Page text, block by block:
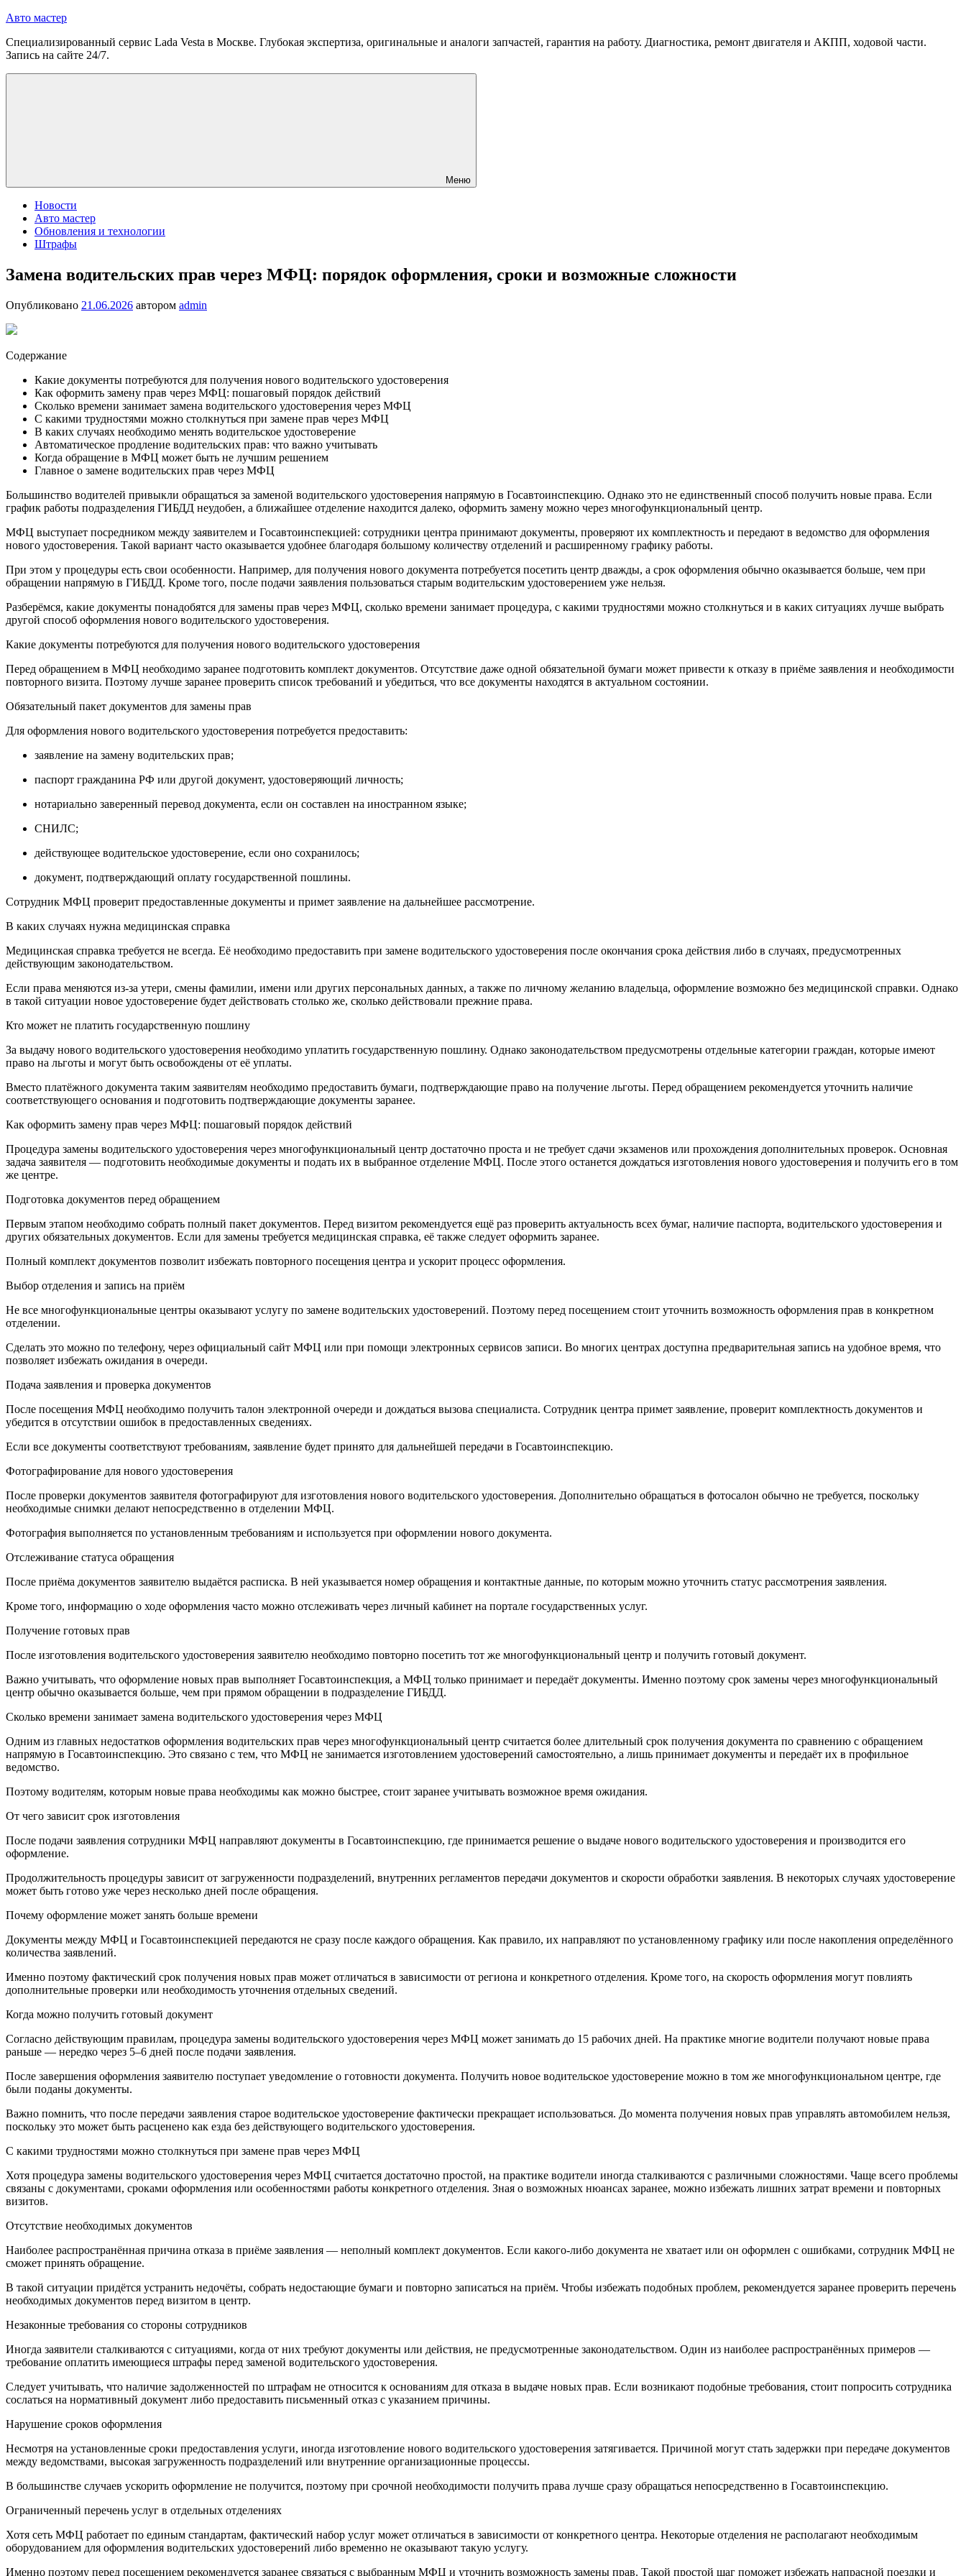
Перейти
содержимому
Авто мастер
Специализированный сервис Lada Vesta в Москве. Глубокая экспертиза, оригинальные и аналоги запчастей, гарантия на работу. Диагностика, ремонт двигателя и АКПП, ходовой части.
Запись на сайте 24/7.
Меню
Новости
Авто мастер
Обновления и технологии
Штрафы
Замена водительских прав через МФЦ: порядок оформления, сроки и возможные сложности
Опубликовано 21.06.2026 автором admin
Содержание
Какие документы потребуются для получения нового водительского удостоверения
Как оформить замену прав через МФЦ: пошаговый порядок действий
Сколько времени занимает замена водительского удостоверения через МФЦ
С какими трудностями можно столкнуться при замене прав через МФЦ
В каких случаях необходимо менять водительское удостоверение
Автоматическое продление водительских прав: что важно учитывать
Когда обращение в МФЦ может быть не лучшим решением
Главное о замене водительских прав через МФЦ
Большинство водителей привыкли обращаться за заменой водительского удостоверения напрямую в Госавтоинспекцию. Однако это не единственный способ получить новые права. Если
график работы подразделения ГИБДД неудобен, а ближайшее отделение находится далеко, оформить замену можно через многофункциональный центр.
МФЦ выступает посредником между заявителем и Госавтоинспекцией: сотрудники центра принимают документы, проверяют их комплектность и передают в ведомство для оформления
нового удостоверения. Такой вариант часто оказывается удобнее благодаря большому количеству отделений и расширенному графику работы.
При этом у процедуры есть свои особенности. Например, для получения нового документа потребуется посетить центр дважды, а срок оформления обычно оказывается больше, чем при
обращении напрямую в ГИБДД. Кроме того, после подачи заявления пользоваться старым водительским удостоверением уже нельзя.
Разберёмся, какие документы понадобятся для замены прав через МФЦ, сколько времени занимает процедура, с какими трудностями можно столкнуться и в каких ситуациях лучше выбрать
другой способ оформления нового водительского удостоверения.
Какие документы потребуются для получения нового водительского удостоверения
Перед обращением в МФЦ необходимо заранее подготовить комплект документов. Отсутствие даже одной обязательной бумаги может привести к отказу в приёме заявления и необходимости
повторного визита. Поэтому лучше заранее проверить список требований и убедиться, что все документы находятся в актуальном состоянии.
Обязательный пакет документов для замены прав
Для оформления нового водительского удостоверения потребуется предоставить:
заявление на замену водительских прав;
паспорт гражданина РФ или другой документ, удостоверяющий личность;
нотариально заверенный перевод документа, если он составлен на иностранном языке;
СНИЛС;
действующее водительское удостоверение, если оно сохранилось;
документ, подтверждающий оплату государственной пошлины.
Сотрудник МФЦ проверит предоставленные документы и примет заявление на дальнейшее рассмотрение.
В каких случаях нужна медицинская справка
Медицинская справка требуется не всегда. Её необходимо предоставить при замене водительского удостоверения после окончания срока действия либо в случаях, предусмотренных
действующим законодательством.
Если права меняются из-за утери, смены фамилии, имени или других персональных данных, а также по личному желанию владельца, оформление возможно без медицинской справки. Однако
в такой ситуации новое удостоверение будет действовать столько же, сколько действовали прежние права.
Кто может не платить государственную пошлину
За выдачу нового водительского удостоверения необходимо уплатить государственную пошлину. Однако законодательством предусмотрены отдельные категории граждан, которые имеют
право на льготы и могут быть освобождены от её уплаты.
Вместо платёжного документа таким заявителям необходимо предоставить бумаги, подтверждающие право на получение льготы. Перед обращением рекомендуется уточнить наличие
соответствующего основания и подготовить подтверждающие документы заранее.
Как оформить замену прав через МФЦ: пошаговый порядок действий
Процедура замены водительского удостоверения через многофункциональный центр достаточно проста и не требует сдачи экзаменов или прохождения дополнительных проверок. Основная
задача заявителя — подготовить необходимые документы и подать их в выбранное отделение МФЦ. После этого останется дождаться изготовления нового удостоверения и получить его в том
же центре.
Подготовка документов перед обращением
Первым этапом необходимо собрать полный пакет документов. Перед визитом рекомендуется ещё раз проверить актуальность всех бумаг, наличие паспорта, водительского удостоверения и
других обязательных документов. Если для замены требуется медицинская справка, её также следует оформить заранее.
Полный комплект документов позволит избежать повторного посещения центра и ускорит процесс оформления.
Выбор отделения и запись на приём
Не все многофункциональные центры оказывают услугу по замене водительских удостоверений. Поэтому перед посещением стоит уточнить возможность оформления прав в конкретном
отделении.
Сделать это можно по телефону, через официальный сайт МФЦ или при помощи электронных сервисов записи. Во многих центрах доступна предварительная запись на удобное время, что
позволяет избежать ожидания в очереди.
Подача заявления и проверка документов
После посещения МФЦ необходимо получить талон электронной очереди и дождаться вызова специалиста. Сотрудник центра примет заявление, проверит комплектность документов и
убедится в отсутствии ошибок в предоставленных сведениях.
Если все документы соответствуют требованиям, заявление будет принято для дальнейшей передачи в Госавтоинспекцию.
Фотографирование для нового удостоверения
После проверки документов заявителя фотографируют для изготовления нового водительского удостоверения. Дополнительно обращаться в фотосалон обычно не требуется, поскольку
необходимые снимки делают непосредственно в отделении МФЦ.
Фотография выполняется по установленным требованиям и используется при оформлении нового документа.
Отслеживание статуса обращения
После приёма документов заявителю выдаётся расписка. В ней указывается номер обращения и контактные данные, по которым можно уточнить статус рассмотрения заявления.
Кроме того, информацию о ходе оформления часто можно отслеживать через личный кабинет на портале государственных услуг.
Получение готовых прав
После изготовления водительского удостоверения заявителю необходимо повторно посетить тот же многофункциональный центр и получить готовый документ.
Важно учитывать, что оформление новых прав выполняет Госавтоинспекция, а МФЦ только принимает и передаёт документы. Именно поэтому срок замены через многофункциональный
центр обычно оказывается больше, чем при прямом обращении в подразделение ГИБДД.
Сколько времени занимает замена водительского удостоверения через МФЦ
Одним из главных недостатков оформления водительских прав через многофункциональный центр считается более длительный срок получения документа по сравнению с обращением
напрямую в Госавтоинспекцию. Это связано с тем, что МФЦ не занимается изготовлением удостоверений самостоятельно, а лишь принимает документы и передаёт их в профильное
ведомство.
Поэтому водителям, которым новые права необходимы как можно быстрее, стоит заранее учитывать возможное время ожидания.
От чего зависит срок изготовления
После подачи заявления сотрудники МФЦ направляют документы в Госавтоинспекцию, где принимается решение о выдаче нового водительского удостоверения и производится его
оформление.
Продолжительность процедуры зависит от загруженности подразделений, внутренних регламентов передачи документов и скорости обработки заявления. В некоторых случаях удостоверение
может быть готово уже через несколько дней после обращения.
Почему оформление может занять больше времени
Документы между МФЦ и Госавтоинспекцией передаются не сразу после каждого обращения. Как правило, их направляют по установленному графику или после накопления определённого
количества заявлений.
Именно поэтому фактический срок получения новых прав может отличаться в зависимости от региона и конкретного отделения. Кроме того, на скорость оформления могут повлиять
дополнительные проверки или необходимость уточнения отдельных сведений.
Когда можно получить готовый документ
Согласно действующим правилам, процедура замены водительского удостоверения через МФЦ может занимать до 15 рабочих дней. На практике многие водители получают новые права
раньше — нередко через 5–6 дней после подачи заявления.
После завершения оформления заявителю поступает уведомление о готовности документа. Получить новое водительское удостоверение можно в том же многофункциональном центре, где
были поданы документы.
Важно помнить, что после передачи заявления старое водительское удостоверение фактически прекращает использоваться. До момента получения новых прав управлять автомобилем нельзя,
поскольку это может быть расценено как езда без действующего водительского удостоверения.
С какими трудностями можно столкнуться при замене прав через МФЦ
Хотя процедура замены водительского удостоверения через МФЦ считается достаточно простой, на практике водители иногда сталкиваются с различными сложностями. Чаще всего проблемы
связаны с документами, сроками оформления или особенностями работы конкретного отделения. Зная о возможных нюансах заранее, можно избежать лишних затрат времени и повторных
визитов.
Отсутствие необходимых документов
Наиболее распространённая причина отказа в приёме заявления — неполный комплект документов. Если какого-либо документа не хватает или он оформлен с ошибками, сотрудник МФЦ не
сможет принять обращение.
В такой ситуации придётся устранить недочёты, собрать недостающие бумаги и повторно записаться на приём. Чтобы избежать подобных проблем, рекомендуется заранее проверить перечень
необходимых документов перед визитом в центр.
Незаконные требования со стороны сотрудников
Иногда заявители сталкиваются с ситуациями, когда от них требуют документы или действия, не предусмотренные законодательством. Один из наиболее распространённых примеров —
требование оплатить имеющиеся штрафы перед заменой водительского удостоверения.
Следует учитывать, что наличие задолженностей по штрафам не относится к основаниям для отказа в выдаче новых прав. Если возникают подобные требования, стоит попросить сотрудника
сослаться на нормативный документ либо предоставить письменный отказ с указанием причины.
Нарушение сроков оформления
Несмотря на установленные сроки предоставления услуги, иногда изготовление нового водительского удостоверения затягивается. Причиной могут стать задержки при передаче документов
между ведомствами, высокая загруженность подразделений или внутренние организационные процессы.
В большинстве случаев ускорить оформление не получится, поэтому при срочной необходимости получить права лучше сразу обращаться непосредственно в Госавтоинспекцию.
Ограниченный перечень услуг в отдельных отделениях
Хотя сеть МФЦ работает по единым стандартам, фактический набор услуг может отличаться в зависимости от конкретного центра. Некоторые отделения не располагают необходимым
оборудованием для оформления водительских удостоверений либо временно не оказывают такую услугу.
Именно поэтому перед посещением рекомендуется заранее связаться с выбранным МФЦ и уточнить возможность замены прав. Такой простой шаг поможет избежать напрасной поездки и